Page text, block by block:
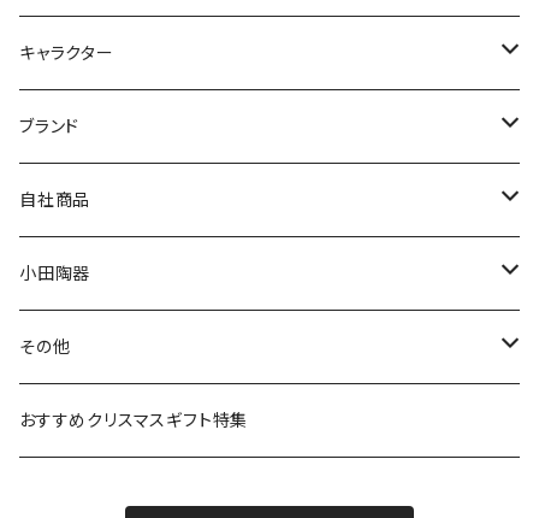
九谷焼
マグ＆カップ
プレート
ボウル
ガラスウェア
カトラリー
キャラクター
ムーミン
80th記念アイテム
リトルミイの日記念アイテム
MOOMIN ANIMATION
スヌーピー
ピーターラビット
ポケットモンスター
ブランド
LA AMYS(エミーズ)
LISA LARSON(リサラーソン)
LAURA ASHLEY(ローラ アシュレイ)
Finlayson(フィンレイソン)
自社商品
ねこ企画
Cecera(セセラ)
CELEC(セレック)
小田陶器
さざなみ
吉祥
その他
リサイクル食器
おすすめクリスマスギフト特集